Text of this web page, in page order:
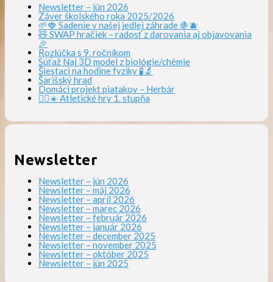
Newsletter – jún 2026
Záver školského roka 2025/2026
🌱🍓 Sadenie v našej jedlej záhrade 🍇🫐
🧸 SWAP hračiek – radosť z darovania aj objavovania
🎉
Rozlúčka s 9. ročníkom
Súťaž Naj 3D model z biológie/chémie
Šiestaci na hodine fyziky 🧪🔬
Šarišský hrad
Domáci projekt piatakov – Herbár
🏃‍♀️☀️ Atletické hry 1. stupňa
Newsletter
Newsletter – jún 2026
Newsletter – máj 2026
Newsletter – apríl 2026
Newsletter – marec 2026
Newsletter – február 2026
Newsletter – január 2026
Newsletter – december 2025
Newsletter – november 2025
Newsletter – október 2025
Newsletter – jún 2025